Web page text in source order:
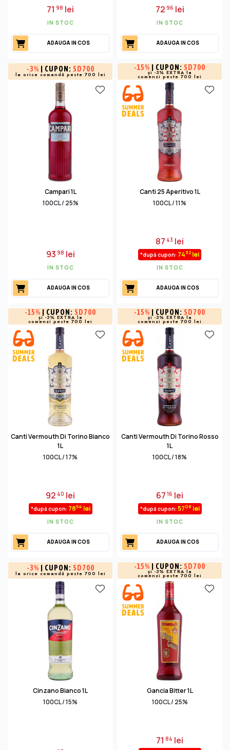
7198 lei
IN STOC
ADAUGA IN COS
7296 lei
IN STOC
ADAUGA IN COS
-3% | CUPON: SD700
la orice comandă peste 700 lei
Campari 1L
100CL / 25%
9398 lei
IN STOC
ADAUGA IN COS
-15% | CUPON: SD700
și -3% EXTRA la
comenzi peste 700 lei
Canti 25 Aperitivo 1L
100CL / 11%
87 43 lei
*după cupon: 7432 lei
IN STOC
ADAUGA IN COS
-15% | CUPON: SD700
și -3% EXTRA la
comenzi peste 700 lei
Canti Vermouth Di Torino Bianco
1L
100CL / 17%
92 40 lei
*după cupon: 7854 lei
IN STOC
ADAUGA IN COS
-15% | CUPON: SD700
și -3% EXTRA la
comenzi peste 700 lei
Canti Vermouth Di Torino Rosso
1L
100CL / 18%
6716 lei
*după cupon: 5708 lei
IN STOC
ADAUGA IN COS
-3% | CUPON: SD700
la orice comandă peste 700 lei
Cinzano Bianco 1L
100CL / 15%
-15% | CUPON: SD700
și -3% EXTRA la
comenzi peste 700 lei
Gancia Bitter 1L
100CL / 25%
7184 lei